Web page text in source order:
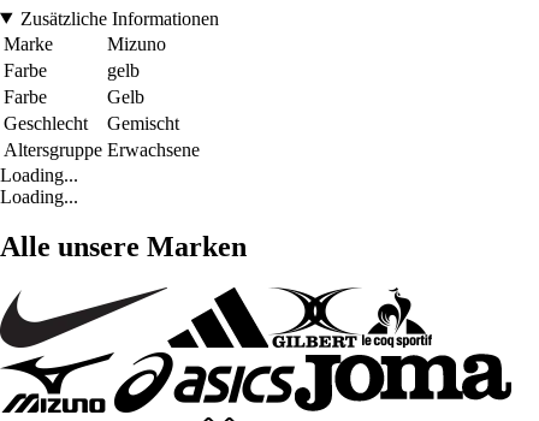
Zusätzliche Informationen
Marke
Mizuno
Farbe
gelb
Farbe
Gelb
Geschlecht
Gemischt
Altersgruppe Erwachsene
Loading...
Loading...
Alle unsere Marken